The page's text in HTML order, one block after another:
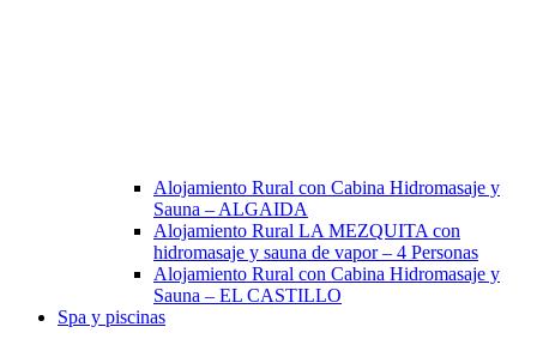
Alojamiento Rural con Cabina Hidromasaje y
Sauna – ALGAIDA
Alojamiento Rural LA MEZQUITA con
hidromasaje y sauna de vapor – 4 Personas
Alojamiento Rural con Cabina Hidromasaje y
Sauna – EL CASTILLO
Spa y piscinas